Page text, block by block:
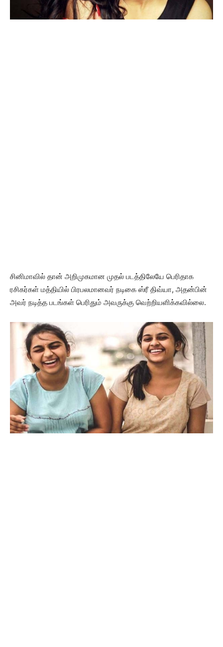
சினிமாவில் தான் அறிமுகமான முதல் படத்திலேயே பெரிதாக
ரசிகர்கள் மத்தியில் பிரபலமானவர் நடிகை ஸ்ரீ திவ்யா, அதன்பின்
அவர் நடித்த படங்கள் பெரிதும் அவருக்கு வெற்றியளிக்கவில்லை.